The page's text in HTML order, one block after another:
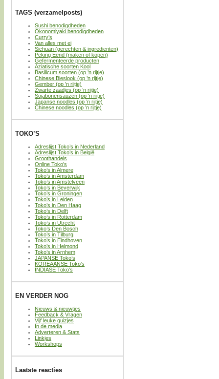
TAGS (verzamelposts)
Sushi benodigdheden
Okonomiyaki benodigdheden
Curry’s
Van alles met ei
Sichuan (gerechten & ingredienten)
Peking Eend (maken of kopen)
Gefermenteerde producten
Aziatische soorten Kool
Basilicum soorten (op ’n rijtje)
Chinese Bieslook (op ’n rijtje)
Gember (op ’n rijtje)
Zwarte zaadjes (op ’n rijtje)
Sojabonensauzen (op ’n rijtje)
Japanse noodles (op ’n rijtje)
Chinese noodles (op ’n rijtje)
TOKO’S
Adreslijst Toko’s in Nederland
Adreslijst Toko’s in België
Groothandels
Online Toko’s
Toko’s in Almere
Toko’s in Amsterdam
Toko’s in Amstelveen
Toko’s in Beverwijk
Toko’s in Groningen
Toko’s in Leiden
Toko’s in Den Haag
Toko’s in Delft
Toko’s in Rotterdam
Toko’s in Utrecht
Toko’s Den Bosch
Toko’s in Tilburg
Toko’s in Eindhoven
Toko’s in Helmond
Toko’s in Arnhem
JAPANSE Toko’s
KOREAANSE Toko’s
INDIASE Toko’s
EN VERDER NOG
Nieuws & nieuwtjes
Feedback & Vragen
Vijf leuke quizjes
In de media
Adverteren & Stats
Linkjes
Workshops
Laatste reacties